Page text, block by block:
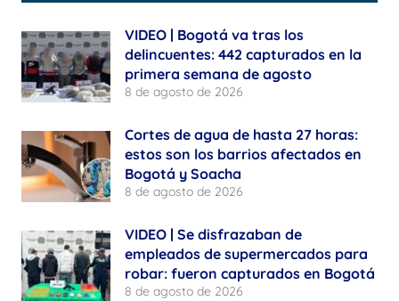
VIDEO | Bogotá va tras los
delincuentes: 442 capturados en la
primera semana de agosto
8 de agosto de 2026
Cortes de agua de hasta 27 horas:
estos son los barrios afectados en
Bogotá y Soacha
8 de agosto de 2026
VIDEO | Se disfrazaban de
empleados de supermercados para
robar: fueron capturados en Bogotá
8 de agosto de 2026